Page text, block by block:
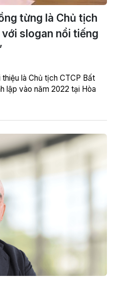
từng là Chủ tịch
slogan nổi tiếng
là Chủ tịch CTCP Bất
lập vào năm 2022 tại Hòa